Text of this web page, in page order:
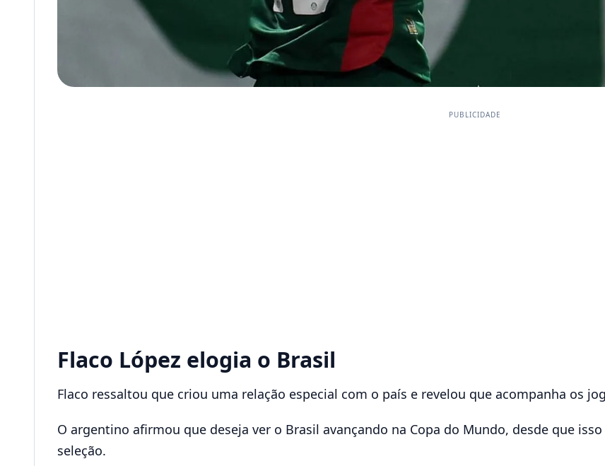
PUBLICIDADE
Flaco López elogia o Brasil
Flaco ressaltou que criou uma relação especial com o país e revelou que acompanha os
O argentino afirmou que deseja ver o Brasil avançando na Copa do Mundo, desde que
seleção.